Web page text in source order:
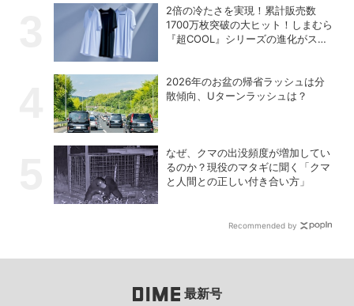
2倍の冷たさを実現！累計販売数
1700万枚突破の大ヒット！しまむら
『超COOL』シリーズの進化がスゴ
2026年のお盆の帰省ラッシュは分
散傾向、Uターンラッシュは？
なぜ、クマの出没頻度が増加してい
るのか？現役のマタギに聞く「クマ
と人間との正しい付き合い方」
Recommended by
最新号